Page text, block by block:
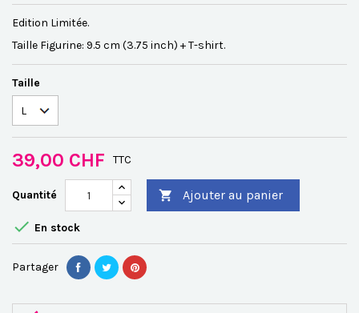
Edition Limitée.
Taille Figurine: 9.5 cm (3.75 inch) + T-shirt.
Taille
39,00 CHF TTC
Quantité  Ajouter au panier
 En stock
Partager